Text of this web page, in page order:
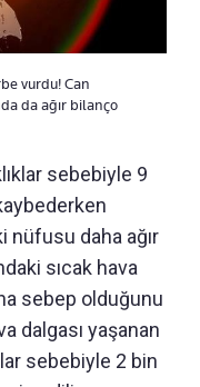
vurdu! Can
da ağır bilanço
sebebiyle 9
nüfusu daha ağır
sıcak hava
sebep olduğunu
dalgası yaşanan
sebebiyle 2 bin